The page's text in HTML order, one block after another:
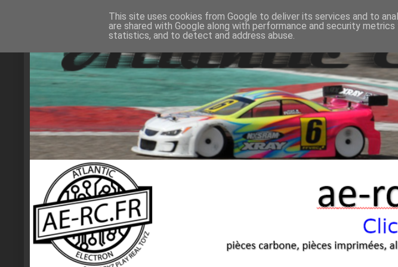
This site uses cookies from Google to deliver its services and to
are shared with Google along with performance and security
statistics, and to detect and address abuse.